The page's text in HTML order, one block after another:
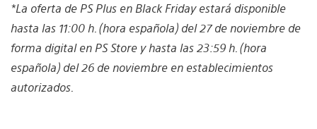
*La oferta de PS Plus en Black Friday estará disponible
hasta las 11:00 h. (hora española) del 27 de noviembre de
forma digital en PS Store y hasta las 23:59 h. (hora
española) del 26 de noviembre en establecimientos
autorizados.